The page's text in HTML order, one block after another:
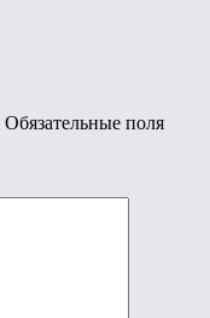
Обязательные поля